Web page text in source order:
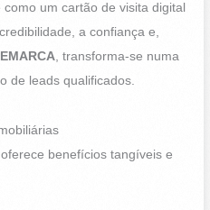
um cartão de visita digital
a confiança e,
, transforma-se numa
de leads qualificados.
benefícios tangíveis e